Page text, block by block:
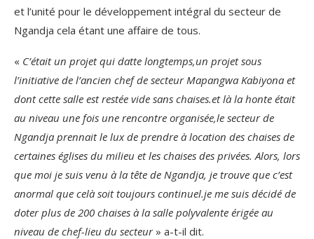
et l’unité pour le développement intégral du secteur de
Ngandja cela étant une affaire de tous.
« C’était un projet qui datte longtemps,un projet sous
l’initiative de l’ancien chef de secteur Mapangwa Kabiyona et
dont cette salle est restée vide sans chaises.et là la honte était
au niveau une fois une rencontre organisée,le secteur de
Ngandja prennait le lux de prendre à location des chaises de
certaines églises du milieu et les chaises des privées. Alors, lors
que moi je suis venu à la tête de Ngandja, je trouve que c’est
anormal que celà soit toujours continuel.je me suis décidé de
doter plus de 200 chaises à la salle polyvalente érigée au
niveau de chef-lieu du secteur» a-t-il dit.